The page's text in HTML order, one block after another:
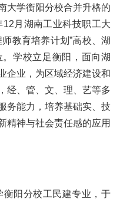
大学衡阳分校合并升格的
月湖南工业科技职工大
教育培养计划”高校、湖
学校立足衡阳，面向湖
企业，为区域经济建设和
经、管、文、理、艺等多
务能力，培养基础实、技
精神与社会责任感的应用
衡阳分校工民建专业，于